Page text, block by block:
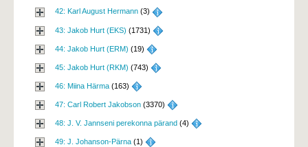
42: Karl August Hermann (3)
43: Jakob Hurt (EKS) (1731)
44: Jakob Hurt (ERM) (19)
45: Jakob Hurt (RKM) (743)
46: Miina Härma (163)
47: Carl Robert Jakobson (3370)
48: J. V. Jannseni perekonna pärand (4)
49: J. Johanson-Pärna (1)